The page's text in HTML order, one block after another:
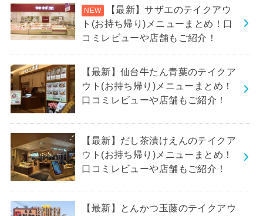
【最新】サザエのテイクアウ
ト(お持ち帰り)メニューまとめ！口
コミレビューや店舗もご紹介！
【最新】仙台牛たん青葉のテイクア
ウト(お持ち帰り)メニューまとめ！
口コミレビューや店舗もご紹介！
【最新】だし茶漬けえんのテイクア
ウト(お持ち帰り)メニューまとめ！
口コミレビューや店舗もご紹介！
【最新】とんかつ玉藤のテイクアウ